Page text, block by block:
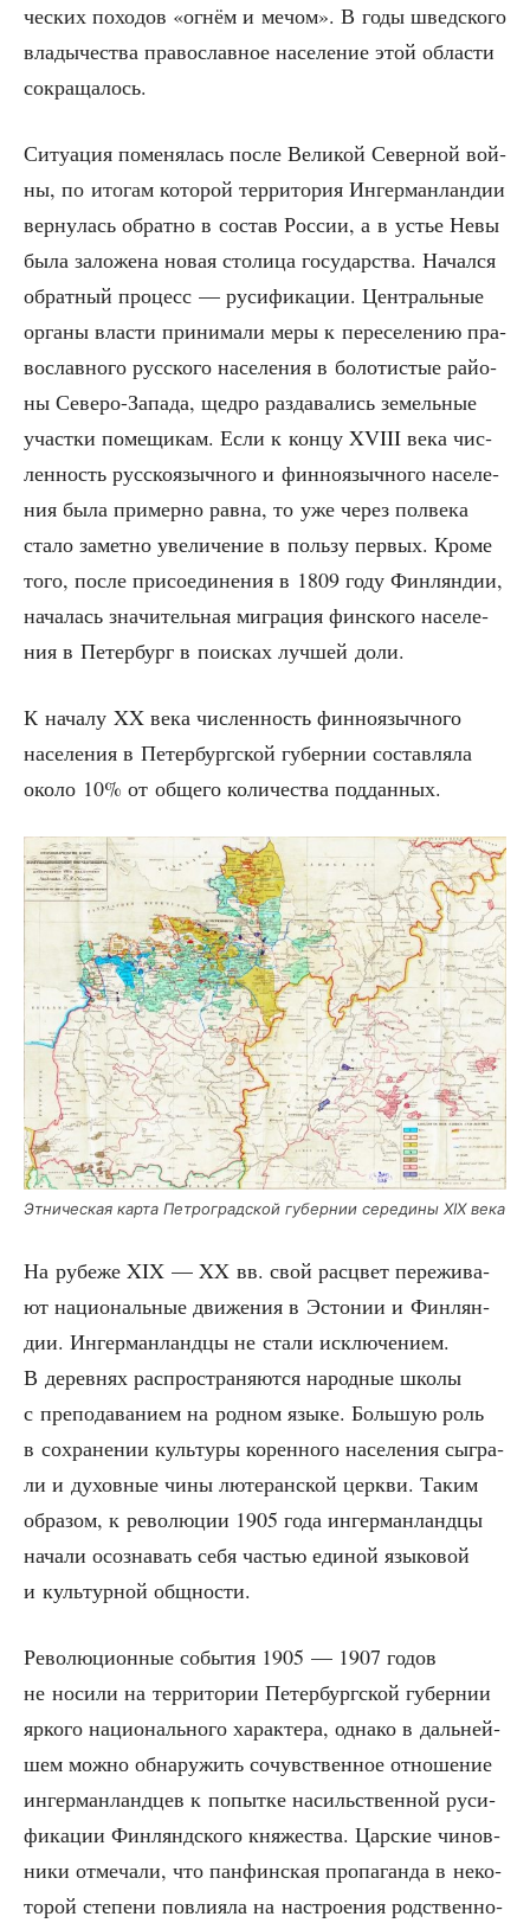
че­ских похо­дов «огнём и мечом». В годы швед­ско­го
вла­ды­че­ства пра­во­слав­ное насе­ле­ние этой обла­сти
сокращалось.
Ситу­а­ция поме­ня­лась после Вели­кой Север­ной вой­
ны, по ито­гам кото­рой тер­ри­то­рия Ингер­ман­лан­дии
вер­ну­лась обрат­но в состав Рос­сии, а в устье Невы
была зало­же­на новая сто­ли­ца госу­дар­ства. Начал­ся
обрат­ный про­цесс — руси­фи­ка­ции. Цен­траль­ные
орга­ны вла­сти при­ни­ма­ли меры к пере­се­ле­нию пра­
во­слав­но­го рус­ско­го насе­ле­ния в боло­ти­стые рай­о­
ны Севе­ро-Запа­да, щед­ро раз­да­ва­лись земель­ные
участ­ки поме­щи­кам. Если к кон­цу XVIII века чис­
лен­ность рус­ско­языч­но­го и фин­но­языч­но­го насе­ле­
ния была при­мер­но рав­на, то уже через пол­ве­ка
ста­ло замет­но уве­ли­че­ние в поль­зу пер­вых. Кро­ме
того, после при­со­еди­не­ния в 1809 году Фин­лян­дии,
нача­лась зна­чи­тель­ная мигра­ция фин­ско­го насе­ле­
ния в Петер­бург в поис­ках луч­шей доли.
К нача­лу XX века чис­лен­ность фин­но­языч­но­го
насе­ле­ния в Петер­бург­ской губер­нии состав­ля­ла
око­ло 10% от обще­го коли­че­ства подданных.
Этни­че­ская кар­та Пет­ро­град­ской губер­нии сере­ди­ны XIX века
На рубе­же XIX — XX вв. свой рас­цвет пере­жи­ва­
ют наци­о­наль­ные дви­же­ния в Эсто­нии и Фин­лян­
дии. Ингер­ман­ланд­цы не ста­ли исклю­че­ни­ем.
В дерев­нях рас­про­стра­ня­ют­ся народ­ные шко­лы
с пре­по­да­ва­ни­ем на род­ном язы­ке. Боль­шую роль
в сохра­не­нии куль­ту­ры корен­но­го насе­ле­ния сыг­ра­
ли и духов­ные чины люте­ран­ской церк­ви. Таким
обра­зом, к рево­лю­ции 1905 года ингер­ман­ланд­цы
нача­ли осо­зна­вать себя частью еди­ной язы­ко­вой
и куль­тур­ной общности.
Рево­лю­ци­он­ные собы­тия 1905 — 1907 годов
не носи­ли на тер­ри­то­рии Петер­бург­ской губер­нии
ярко­го наци­о­наль­но­го харак­те­ра, одна­ко в даль­ней­
шем мож­но обна­ру­жить сочув­ствен­ное отно­ше­ние
ингер­ман­ланд­цев к попыт­ке насиль­ствен­ной руси­
фи­ка­ции Фин­лянд­ско­го кня­же­ства. Цар­ские чинов­
ни­ки отме­ча­ли, что пан­фин­ская про­па­ган­да в неко­
то­рой сте­пе­ни повли­я­ла на настро­е­ния род­ствен­но­